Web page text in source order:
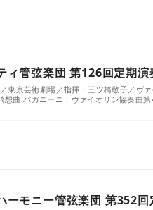
ィ管弦楽団 第126回定期演
東京芸術劇場／指揮：三ツ橋敬子／ヴ
想曲 パガニーニ：ヴァイオリン協奏曲
ーモニー管弦楽団 第352回